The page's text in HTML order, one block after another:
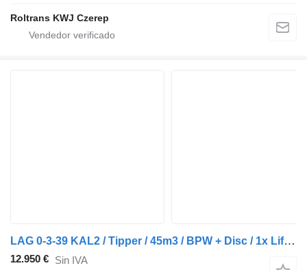
Roltrans KWJ Czerep
LAG 0-3-39 KAL2 / Tipper / 45m3 / BPW + Disc / 1x Lift Axle
12.950 € Sin IVA